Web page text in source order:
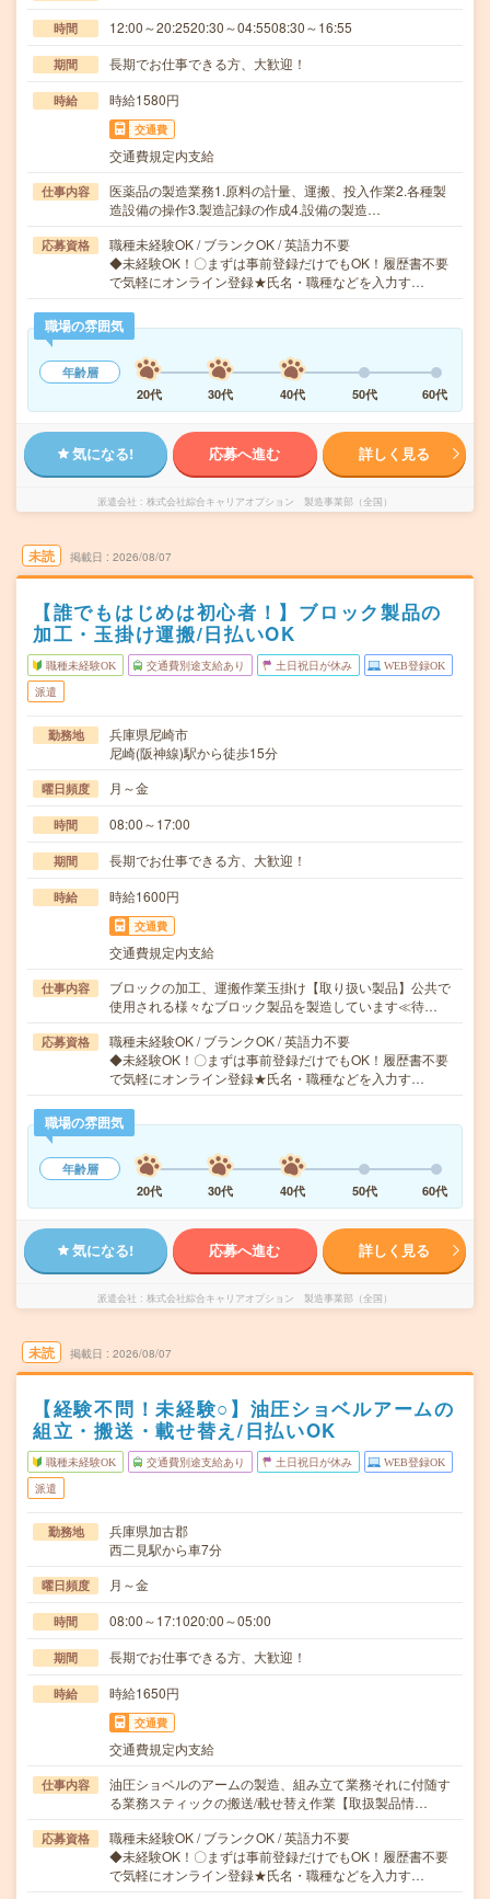
時間 12:00～20:2520:30～04:5508:30～16:55
期間 長期でお仕事できる方、大歓迎！
時給 時給1580円
交通費
交通費規定内支給
仕事内容
医薬品の製造業務1.原料の計量、運搬、投入作業2.各種製
造設備の操作3.製造記録の作成4.設備の製造…
応募資格
職種未経験OK / ブランクOK / 英語力不要
◆未経験OK！〇まずは事前登録だけでもOK！履歴書不要
で気軽にオンライン登録★氏名・職種などを入力す…
職場の雰囲気
年齢層
20代
30代 40代 50代 60代
気になる! 応募へ進む 詳しく見る
派遣会社 株式会社綜合キャリアオプション 製造事業部（全国）
未読 掲載日 2026/08/07
【誰でもはじめは初心者！】ブロック製品の
加工・玉掛け運搬/日払いOK
職種未経験OK 交通費別途支給あり 土日祝日が休み WEB登録OK
派遣
勤務地
兵庫県尼崎市
尼崎(阪神線)駅から徒歩15分
曜日頻度 月～金
時間 08:00～17:00
期間 長期でお仕事できる方、大歓迎！
時給 時給1600円
交通費
交通費規定内支給
仕事内容
ブロックの加工、運搬作業玉掛け【取り扱い製品】公共で
使用される様々なブロック製品を製造しています≪待…
応募資格
職種未経験OK / ブランクOK / 英語力不要
◆未経験OK！〇まずは事前登録だけでもOK！履歴書不要
で気軽にオンライン登録★氏名・職種などを入力す…
職場の雰囲気
年齢層
20代
30代 40代 50代 60代
気になる! 応募へ進む 詳しく見る
派遣会社 株式会社綜合キャリアオプション 製造事業部（全国）
未読 掲載日 2026/08/07
【経験不問！未経験○】油圧ショベルアームの
組立・搬送・載せ替え/日払いOK
職種未経験OK 交通費別途支給あり 土日祝日が休み WEB登録OK
派遣
勤務地
兵庫県加古郡
西二見駅から車7分
曜日頻度 月～金
時間 08:00～17:1020:00～05:00
期間 長期でお仕事できる方、大歓迎！
時給 時給1650円
交通費
交通費規定内支給
仕事内容
油圧ショベルのアームの製造、組み立て業務それに付随す
る業務スティックの搬送/載せ替え作業【取扱製品情…
応募資格
職種未経験OK / ブランクOK / 英語力不要
◆未経験OK！〇まずは事前登録だけでもOK！履歴書不要
で気軽にオンライン登録★氏名・職種などを入力す…